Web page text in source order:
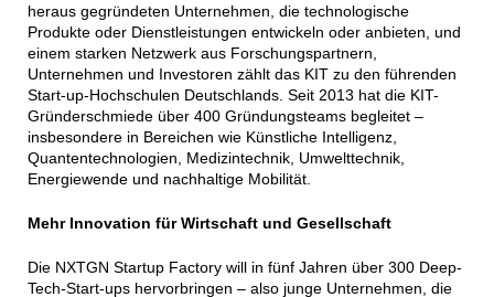
heraus gegründeten Unternehmen, die technologische
Produkte oder Dienstleistungen entwickeln oder anbieten, und
einem starken Netzwerk aus Forschungspartnern,
Unternehmen und Investoren zählt das KIT zu den führenden
Start-up-Hochschulen Deutschlands. Seit 2013 hat die KIT-
Gründerschmiede über 400 Gründungsteams begleitet –
insbesondere in Bereichen wie Künstliche Intelligenz,
Quantentechnologien, Medizintechnik, Umwelttechnik,
Energiewende und nachhaltige Mobilität.
Mehr Innovation für Wirtschaft und Gesellschaft
Die NXTGN Startup Factory will in fünf Jahren über 300 Deep-
Tech-Start-ups hervorbringen – also junge Unternehmen, die